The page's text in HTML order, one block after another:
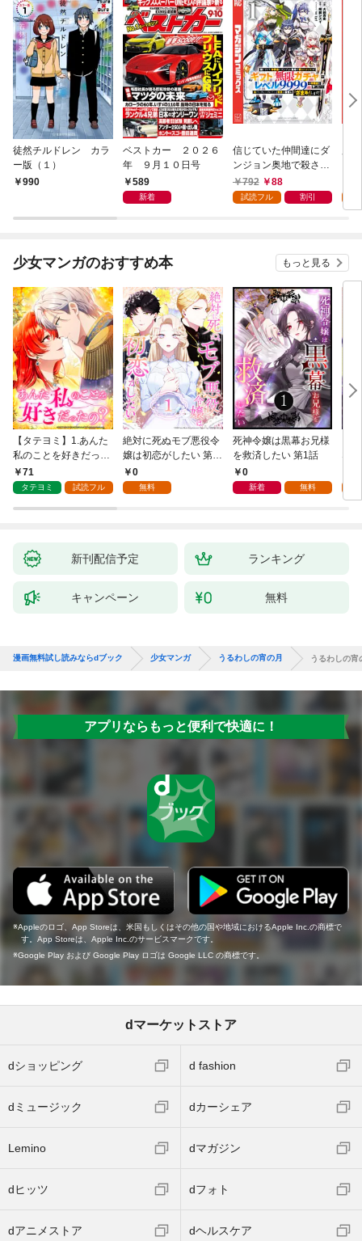
徒然チルドレン カラ
ー版（１）
990
ベストカー ２０２６
年 ９月１０日号
589
新着
信じていた仲間達にダ
ンジョン奥地で殺され
かけたがギフト『無限
ガチャ』でレベル９９
『ざまぁ！』します！
792 88
試読フル 割引
少女マンガのおすすめ本 もっと見る
【タテヨミ】1.あんた
私のことを好きだった
の？
71
タテヨミ 試読フル
絶対に死ぬモブ悪役令
嬢は初恋がしたい 第1
話0
無料
死神令嬢は黒幕お兄様
を救済したい 第1話
0
新着 無料
な
新刊配信予定 ランキング
キャンペーン 無料
漫画無料試し読みならdブック 少女マンガ うるわしの宵の月 うるわしの宵
アプリならもっと便利で快適に！
Appleのロゴ、App Storeは、米国もしくはその他の国や地域におけるApple Inc.の商標で
す。App Storeは、Apple Inc.のサービスマークです。
Google Play および Google Play ロゴは Google LLC の商標です。
dマーケットストア
dショッピング d fashion
dミュージック dカーシェア
Lemino dマガジン
dヒッツ dフォト
dアニメストア dヘルスケア